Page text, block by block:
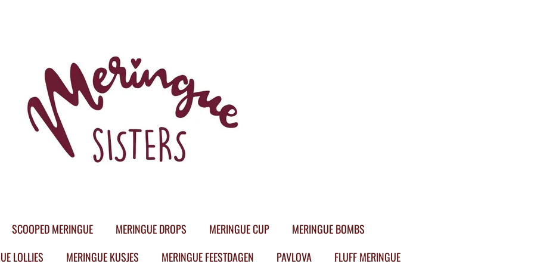
SCOOPED MERINGUE MERINGUE DROPS MERINGUE CUP
MERINGUE BOMBS
LOLLIES MERINGUE KUSJES MERINGUE FEESTDAGEN PAVLOVA
FLUFF MERINGUE